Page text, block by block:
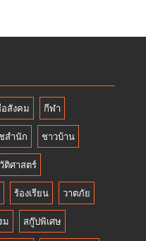
สังคม กีฬา
สำนัก ชาวบ้าน
ติศาสตร์
ร้องเรียน วาตภัย
ม สกู๊ปพิเศษ